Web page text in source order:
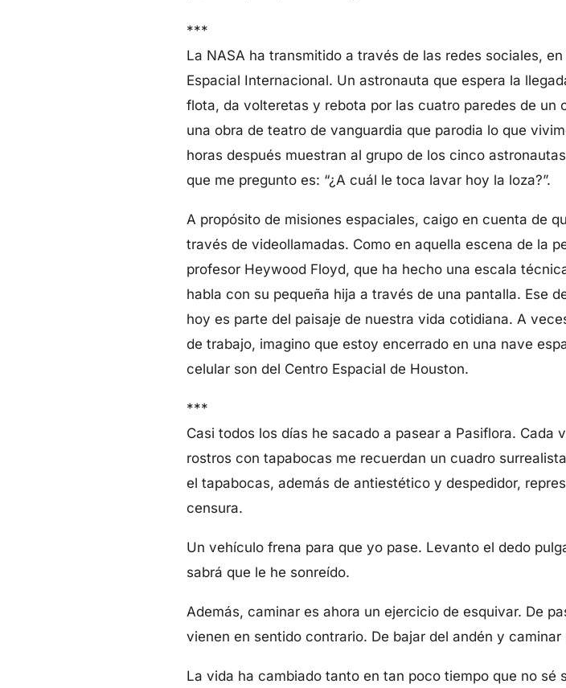
***
La NASA ha transmitido a través de las redes sociales,
Espacial Internacional. Un astronauta que espera la
flota, da volteretas y rebota por las cuatro paredes de un
una obra de teatro de vanguardia que parodia lo que
horas después muestran al grupo de los cinco
que me pregunto es: “¿A cuál le toca lavar hoy la loza?”.
A propósito de misiones espaciales, caigo en cuenta de
través de videollamadas. Como en aquella escena de la
profesor Heywood Floyd, que ha hecho una escala
habla con su pequeña hija a través de una pantalla. Ese
hoy es parte del paisaje de nuestra vida cotidiana. A
de trabajo, imagino que estoy encerrado en una nave
celular son del Centro Espacial de Houston.
***
Casi todos los días he sacado a pasear a Pasiflora.
rostros con tapabocas me recuerdan un cuadro
el tapabocas, además de antiestético y despedidor,
censura.
Un vehículo frena para que yo pase. Levanto el dedo
sabrá que le he sonreído.
Además, caminar es ahora un ejercicio de esquivar. De
vienen en sentido contrario. De bajar del andén y
La vida ha cambiado tanto en tan poco tiempo que no sé